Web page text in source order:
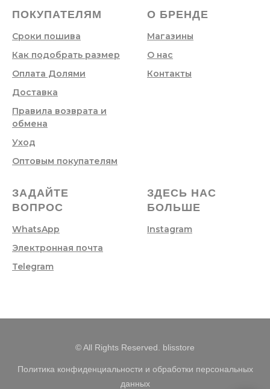
ПОКУПАТЕЛЯМ
Сроки пошива
Как подобрать размер
Оплата Долями
Доставка
Правила возврата и
обмена
Уход
Оптовым покупателям
О БРЕНДЕ
Магазины
О нас
Контакты
ЗАДАЙТЕ
ВОПРОС
WhatsApp
Электронная почта
Telegram
ЗДЕСЬ НАС
БОЛЬШЕ
Instagram
© All Rights Reserved. blisstore
Политика конфиденциальности и обработки персональных
данных